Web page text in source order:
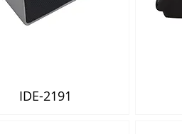
Vista rápida
IDE-2191